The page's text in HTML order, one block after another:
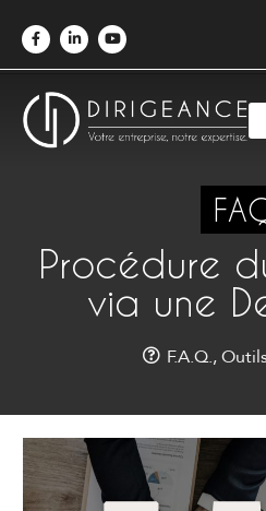
Procédure
via une
F.A.Q.,